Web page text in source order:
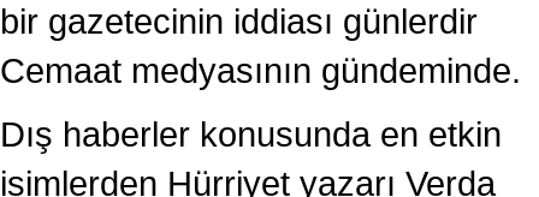
bir gazetecinin iddiası günlerdir
Cemaat medyasının gündeminde.
Dış haberler konusunda en etkin
isimlerden Hürriyet yazarı Verda